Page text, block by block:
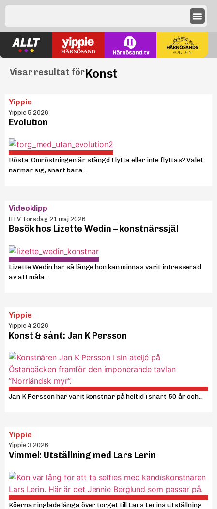
Visar resultat förKonst
Yippie
Yippie 5 2026
Evolution
Rösta: Omröstningen är stängd Flytta eller inte flyttas? Valet
närmar sig, snart bara...
Videoklipp
HTV Torsdag 21 maj 2026
Besök hos Lizette Wedin – konstnärssjäl
Lizette Wedin har så länge hon kan minnas varit intresserad
av att måla....
Yippie
Yippie 4 2026
Konst & sånt: Jan K Persson
Jan K Persson har varit konstnär på heltid i snart 50 år och...
Yippie
Yippie 3 2026
Vimmel: Utställning med Lars Lerin
Köerna ringlade långa över torget till Lars Lerins utställning